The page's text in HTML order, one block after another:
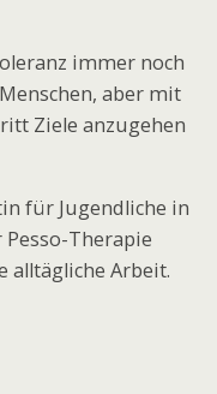
immer noch
aber mit
Ziele anzugehen
für Jugendliche in
Therapie
alltägliche Arbeit.